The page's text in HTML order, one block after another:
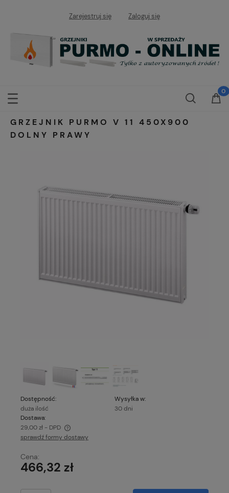
Zarejestruj się Zaloguj się
GRZEJNIK PURMO V 11 450X900
DOLNY PRAWY
Dostępność:
duża ilość
Wysyłka w:
30 dni
Dostawa:
29,00 zł - DPD
Cena nie zawiera ewentualnych kosztów płatności
sprawdź formy dostawy
Cena:
466,32 zł